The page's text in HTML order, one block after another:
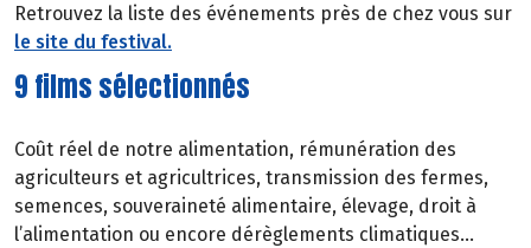
Retrouvez la liste des événements près de chez vous sur
le site du festival.
9 films sélectionnés
Coût réel de notre alimentation, rémunération des
agriculteurs et agricultrices, transmission des fermes,
semences, souveraineté alimentaire, élevage, droit à
l’alimentation ou encore dérèglements climatiques…